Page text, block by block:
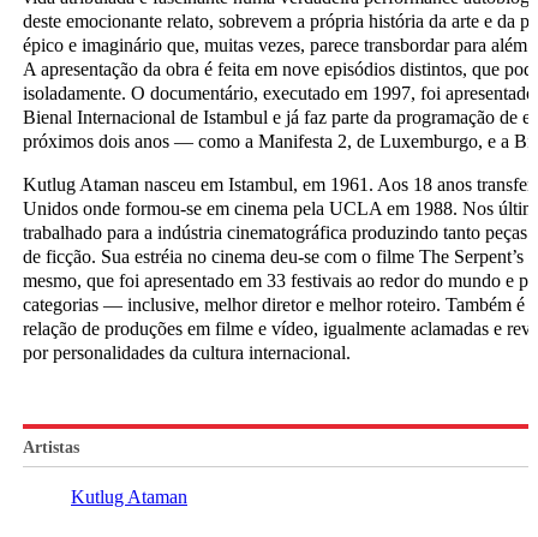
deste emocionante relato, sobrevem a própria história da arte e da
épico e imaginário que, muitas vezes, parece transbordar para além
A apresentação da obra é feita em nove episódios distintos, que
isoladamente. O documentário, executado em 1997, foi
Bienal Internacional de Istambul e já faz parte da programação de
próximos dois anos — como a Manifesta 2, de Luxemburgo, e a
Kutlug Ataman nasceu em Istambul, em 1961. Aos 18 anos
Unidos onde formou-se em cinema pela UCLA em 1988. Nos
trabalhado para a indústria cinematográfica produzindo tanto peças
de ficção. Sua estréia no cinema deu-se com o filme The Serpent’s
mesmo, que foi apresentado em 33 festivais ao redor do mundo e
categorias — inclusive, melhor diretor e melhor roteiro. Também é
relação de produções em filme e vídeo, igualmente aclamadas e
por personalidades da cultura internacional.
Artistas
Kutlug Ataman